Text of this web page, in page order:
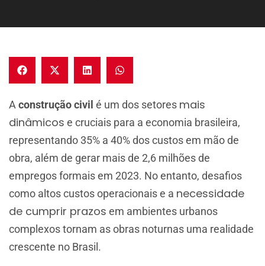
A construção civil é um dos setores mais
dinâmicos e cruciais para a economia brasileira,
representando 35% a 40% dos custos em mão de
obra, além de gerar mais de 2,6 milhões de
empregos formais em 2023. No entanto, desafios
como altos custos operacionais e a necessidade
de cumprir prazos em ambientes urbanos
complexos tornam as obras noturnas uma realidade
crescente no Brasil.​